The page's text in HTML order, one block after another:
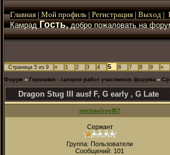
Главная | Мой профиль | Регистрация | Выход |
КамрадГость,добро пожаловать на
Страница 5 из 9 « 1 2 3 4 5 6 7 8 9 »
Форум » Германия - галерея работ участников форума »
Dragon Stug III ausf F, G early , G Late
michaelroyf87
Сержант
Группа: Пользователи
Сообщений: 101